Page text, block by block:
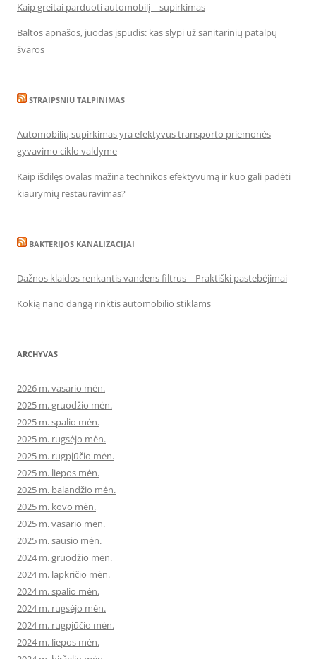
Kaip greitai parduoti automobilį – supirkimas
Baltos apnašos, juodas įspūdis: kas slypi už sanitarinių patalpų
švaros
STRAIPSNIU TALPINIMAS
Automobilių supirkimas yra efektyvus transporto priemonės
gyvavimo ciklo valdyme
Kaip išdilęs ovalas mažina technikos efektyvumą ir kuo gali padėti
kiaurymių restauravimas?
BAKTERIJOS KANALIZACIJAI
Dažnos klaidos renkantis vandens filtrus – Praktiški pastebėjimai
Kokią nano dangą rinktis automobilio stiklams
ARCHYVAS
2026 m. vasario mėn.
2025 m. gruodžio mėn.
2025 m. spalio mėn.
2025 m. rugsėjo mėn.
2025 m. rugpjūčio mėn.
2025 m. liepos mėn.
2025 m. balandžio mėn.
2025 m. kovo mėn.
2025 m. vasario mėn.
2025 m. sausio mėn.
2024 m. gruodžio mėn.
2024 m. lapkričio mėn.
2024 m. spalio mėn.
2024 m. rugsėjo mėn.
2024 m. rugpjūčio mėn.
2024 m. liepos mėn.